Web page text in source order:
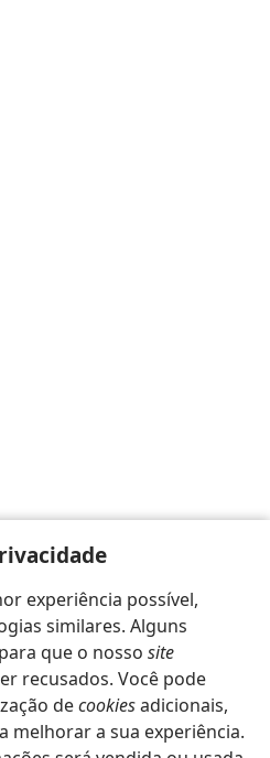
experiência possível,
similares. Alguns
que o nosso site
recusados. Você pode
decookiesadicionais,
melhorar a sua experiência.